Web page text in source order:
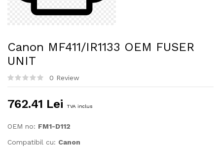
Canon MF411/IR1133 OEM FUSER
UNIT
0 Review
762.41 Lei TVA inclus
OEM no: FM1-D112
Compatibil cu: Canon